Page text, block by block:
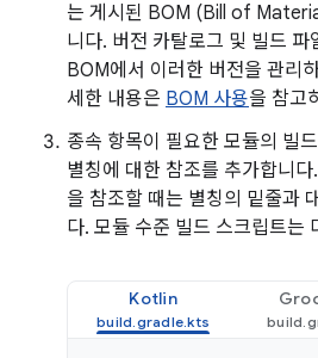
는 게시된 BOM (Bill of
니다. 버전 카탈로그 및 빌드
BOM에서 이러한 버전을 관리
세한 내용은 BOM 사용을 참고
종속 항목이 필요한 모듈의 빌
별칭에 대한 참조를 추가합니
을 참조할 때는 별칭의 밑줄과
다. 모듈 수준 빌드 스크립트는
Kotlin